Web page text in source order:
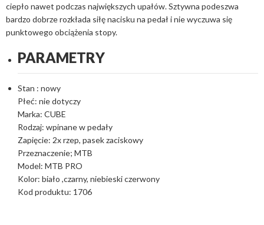
ciepło nawet podczas największych upałów. Sztywna podeszwa
bardzo dobrze rozkłada siłę nacisku na pedał i nie wyczuwa się
punktowego obciążenia stopy.
PARAMETRY
Stan : nowy
Płeć: nie dotyczy
Marka: CUBE
Rodzaj: wpinane w pedały
Zapięcie: 2x rzep, pasek zaciskowy
Przeznaczenie; MTB
Model: MTB PRO
Kolor: biało ,czarny, niebieski czerwony
Kod produktu: 1706